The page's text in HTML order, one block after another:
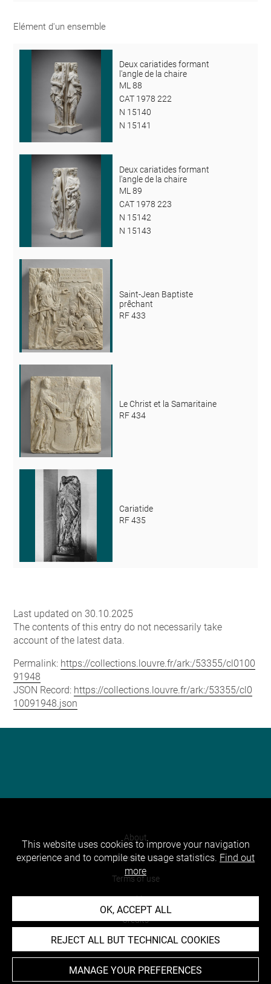
Elément d'un ensemble
Deux cariatides formant
l'angle de la chaire
ML 88
CAT 1978 222
N 15140
N 15141
Deux cariatides formant
l'angle de la chaire
ML 89
CAT 1978 223
N 15142
N 15143
Saint-Jean Baptiste
prêchant
RF 433
Le Christ et la Samaritaine
RF 434
Cariatide
RF 435
Last updated on 30.10.2025
The contents of this entry do not necessarily take
account of the latest data.
Permalink: https://collections.louvre.fr/ark:/53355/cl0100
91948
JSON Record: https://collections.louvre.fr/ark:/53355/cl0
10091948.json
About
Contact Us
Terms of use
Cookies
Credits
Accessibility : non compliant
This website uses cookies to improve your navigation
experience and to compile site usage statistics. Find out
more
OK, ACCEPT ALL
REJECT ALL BUT TECHNICAL COOKIES
MANAGE YOUR PREFERENCES